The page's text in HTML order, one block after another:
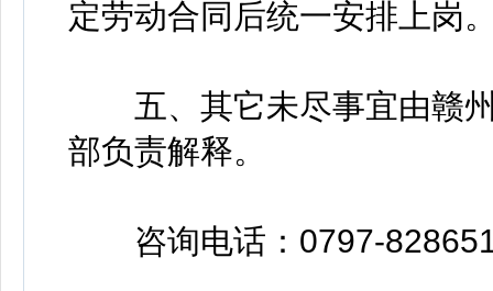
定劳动合同后统一安排上岗
五、其它未尽事宜由赣州
部负责解释。
咨询电话：0797-